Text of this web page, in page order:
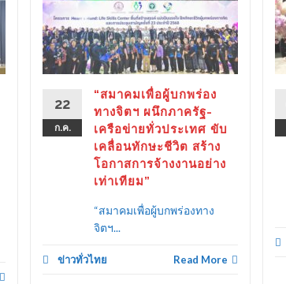
22
ก.ค.
“สมาคมเพื่อผู้บกพร่อง
ทางจิตฯ ผนึกภาครัฐ-
เครือข่ายทั่วประเทศ ขับ
เคลื่อนทักษะชีวิต สร้าง
โอกาสการจ้างงานอย่าง
เท่าเทียม”
“สมาคมเพื่อผู้บกพร่องทาง
จิตฯ...
ข่าวทั่วไทย Read More